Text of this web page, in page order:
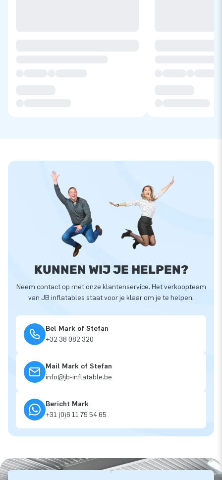
KUNNEN WIJ JE HELPEN?
Neem contact op met onze klantenservice. Het verkoopteam
van JB inflatables staat voor je klaar om je te helpen.
Bel Mark of Stefan
+32 38 082 320
Mail Mark of Stefan
info@jb-inflatable.be
Bericht Mark
+31 (0)6 11 79 54 65